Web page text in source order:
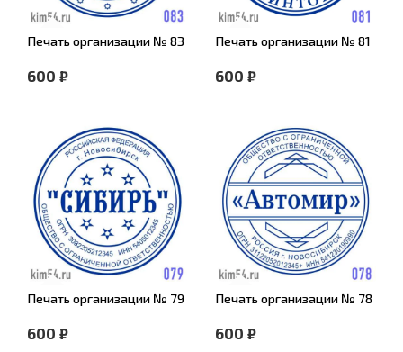
Печать организации № 83
600 ₽
Печать организации № 81
600 ₽
Печать организации № 79
600 ₽
Печать организации № 78
600 ₽